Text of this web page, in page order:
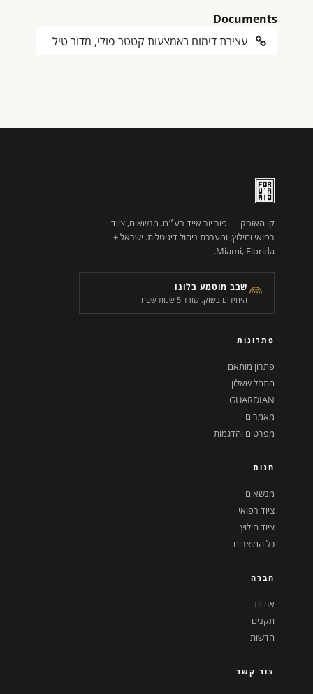
Documents
עצירת דימום באמצעות קטטר פולי, מדור טיל
קו האופק — פור יור אייד בע״מ. מנשאים, ציוד
רפואי וחילוץ, ומערכת ניהול דיגיטלית. ישראל +
Miami, Florida.
שבב מוטמע בלוגו
היחידים בשוק. שורד 5 שנות שטח.
פתרונות
פתרון מותאם
התחל שאלון
GUARDIAN
מאמרים
מפרטים והדגמות
חנות
מנשאים
ציוד רפואי
ציוד חילוץ
כל המוצרים
חברה
אודות
תקנים
חדשות
צור קשר